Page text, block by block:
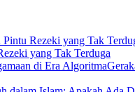
yang Tak Terduga